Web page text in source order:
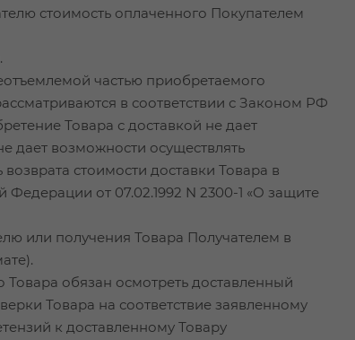
стоимость оплаченного Покупателем
частью приобретаемого
в соответствии с Законом РФ
Товара с доставкой не дает
дает возможности осуществлять
стоимости доставки Товара в
Федерации от 07.02.1992 N 2300-1 «О защите
или получения Товара Получателем в
обязан осмотреть доставленный
Товара на соответствие заявленному
к доставленному Товару